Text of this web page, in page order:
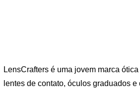
LensCrafters é uma jovem marca
lentes de contato, óculos graduados e